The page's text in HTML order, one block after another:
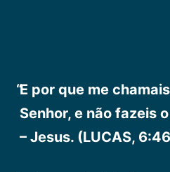
E por que me
Senhor, e não fazeis
– Jesus. (LUCAS,